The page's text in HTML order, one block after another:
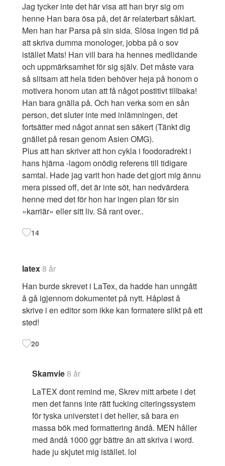
Jag tycker inte det här visa att han bryr sig om
henne Han bara ösa på, det är relaterbart såklart.
Men han har Parsa på sin sida. Slösa ingen tid på
att skriva dumma monologer, jobba på o sov
istället Mats! Han vill bara ha hennes medlidande
och uppmärksamhet för sig själv. Det måste vara
så slitsam att hela tiden behöver heja på honom o
motivera honom utan att få något postitivt tillbaka!
Han bara gnälla på. Och han verka som en sån
person, det sluter inte med inlämningen, det
fortsätter med något annat sen säkert (Tänkt dig
gnället på resan genom Asien OMG).
Plus att han skriver att hon cykla i foodoradrekt i
hans hjärna -lagom onödig referens till tidigare
samtal. Hade jag varit hon hade det gjort mig ännu
mera pissed off, det är inte söt, han nedvärdera
henne med det för hon har ingen plan för sin
«karriär» eller sitt liv. Så rant over..
14
latex8 år
Han burde skrevet i LaTex, da hadde han unngått
å gå igjennom dokumentet på nytt. Håpløst å
skrive i en editor som ikke kan formatere slikt på ett
sted!
20
Skamvie8 år
LaTEX dont remind me, Skrev mitt arbete i det
men det fanns inte rätt fucking citeringssystem
för tyska universtet i det heller, så bara en
massa bök med formattering ändå. MEN håller
med ändå 1000 ggr bättre än att skriva i word.
hade ju skjutet mig istället. lol